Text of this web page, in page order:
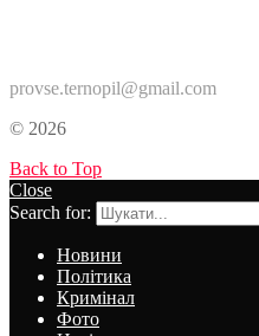
provse.ternopil@gmail.com
© 2026
Back to Top
Close
Search for:
Новини
Політика
Кримінал
Фото